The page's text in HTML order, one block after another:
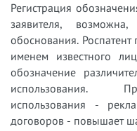
Регистрация
заявителя,
обоснования.
именем известного
обозначение
использования.
использования -
договоров - повышает